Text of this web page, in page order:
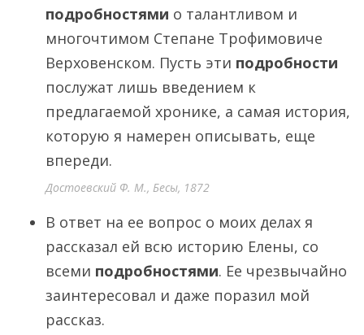
подробностями о талантливом и
многочтимом Степане Трофимовиче
Верховенском. Пусть эти подробности
послужат лишь введением к
предлагаемой хронике, а самая история,
которую я намерен описывать, еще
впереди.
Достоевский Ф. М., Бесы, 1872
В ответ на ее вопрос о моих делах я
рассказал ей всю историю Елены, со
всеми подробностями. Ее чрезвычайно
заинтересовал и даже поразил мой
рассказ.